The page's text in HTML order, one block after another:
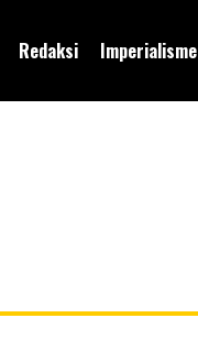
Redaksi Imperialisme